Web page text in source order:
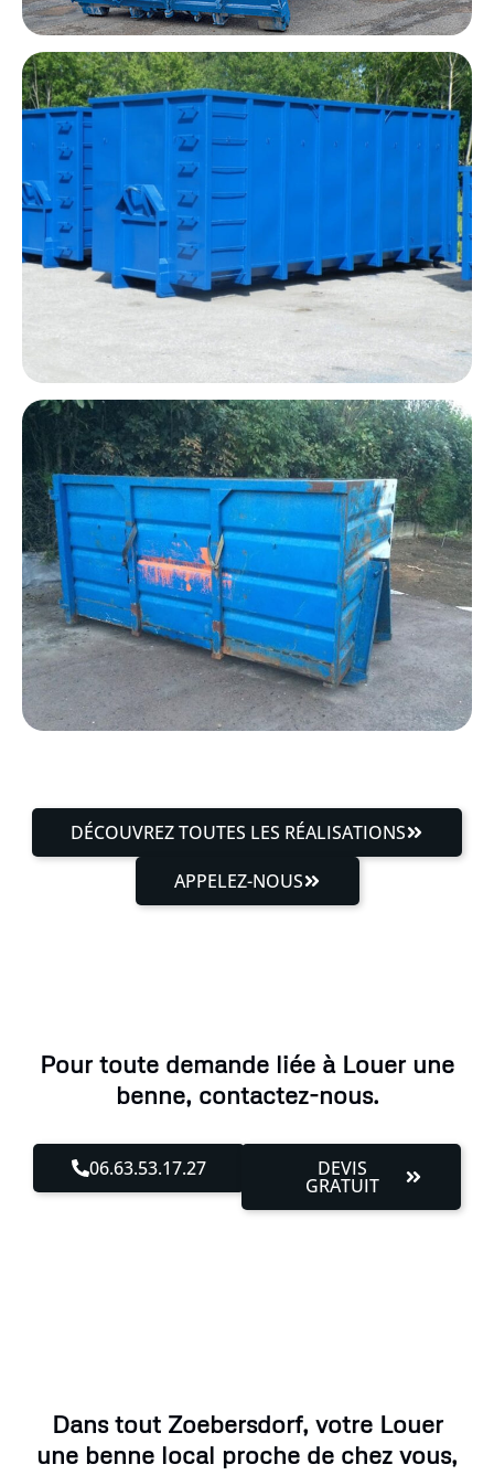
DÉCOUVREZ TOUTES LES RÉALISATIONS
APPELEZ-NOUS
Pour toute demande liée à Louer une
benne, contactez-nous.
06.63.53.17.27 DEVIS
GRATUIT
Dans tout Zoebersdorf, votre Louer
une benne local proche de chez vous,